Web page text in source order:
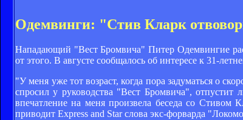
Одемвинги: "Стив Кларк
Нападающий "Вест Бромвича" Питер Одемвингие
от этого. В августе сообщалось об интересе к 31-
"У меня уже тот возраст, когда пора задуматься о
спросил у руководства "Вест Бромвича",
впечатление на меня произвела беседа со
приводит Express and Star слова экс-форварда